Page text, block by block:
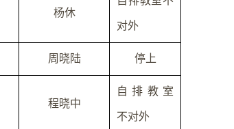
杨休
对外
周晓陆 停上
程晓中
自排教室
不对外